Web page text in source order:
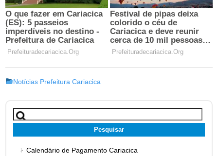
Notícias Prefeitura Cariacica
Pesquisar
por:
Calendário de Pagamento Cariacica